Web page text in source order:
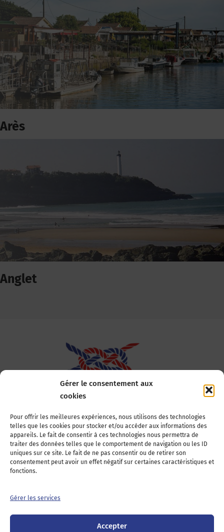
Gérer le consentement aux
cookies
Pour offrir les meilleures expériences, nous utilisons des technologies
telles que les cookies pour stocker et/ou accéder aux informations des
appareils. Le fait de consentir à ces technologies nous permettra de
traiter des données telles que le comportement de navigation ou les ID
uniques sur ce site. Le fait de ne pas consentir ou de retirer son
consentement peut avoir un effet négatif sur certaines caractéristiques et
fonctions.
Gérer les services
Accepter
Arès
Anglet
Association Nationale des Elus des Littoraux
22, boulevard de la Tour-Maubourg
75007 Paris
Tél : 01 44 11 11 70
E-mail : anel-secretariat@anel.asso.fr
Devenez adhérents
Twitter